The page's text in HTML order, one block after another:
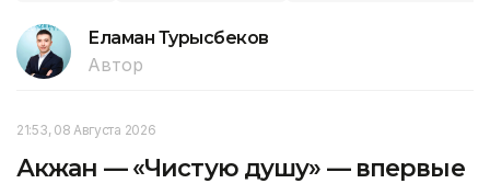
Еламан Турысбеков
Автор
21:53, 08 Августа 2026
Акжан — «Чистую душу» — впервые